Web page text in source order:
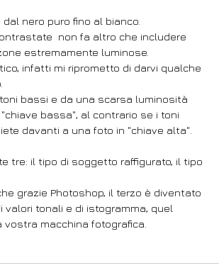
nero puro fino al bianco.
non fa altro che includere
estremamente luminose.
infatti mi riprometto di darvi qualche
bassi e da una scarsa luminosità
bassa", al contrario se i toni
davanti a una foto in "chiave alta".
tre: il tipo di soggetto raffigurato, il tipo
grazie Photoshop, il terzo è diventato
tonali e di istogramma, quel
macchina fotografica.